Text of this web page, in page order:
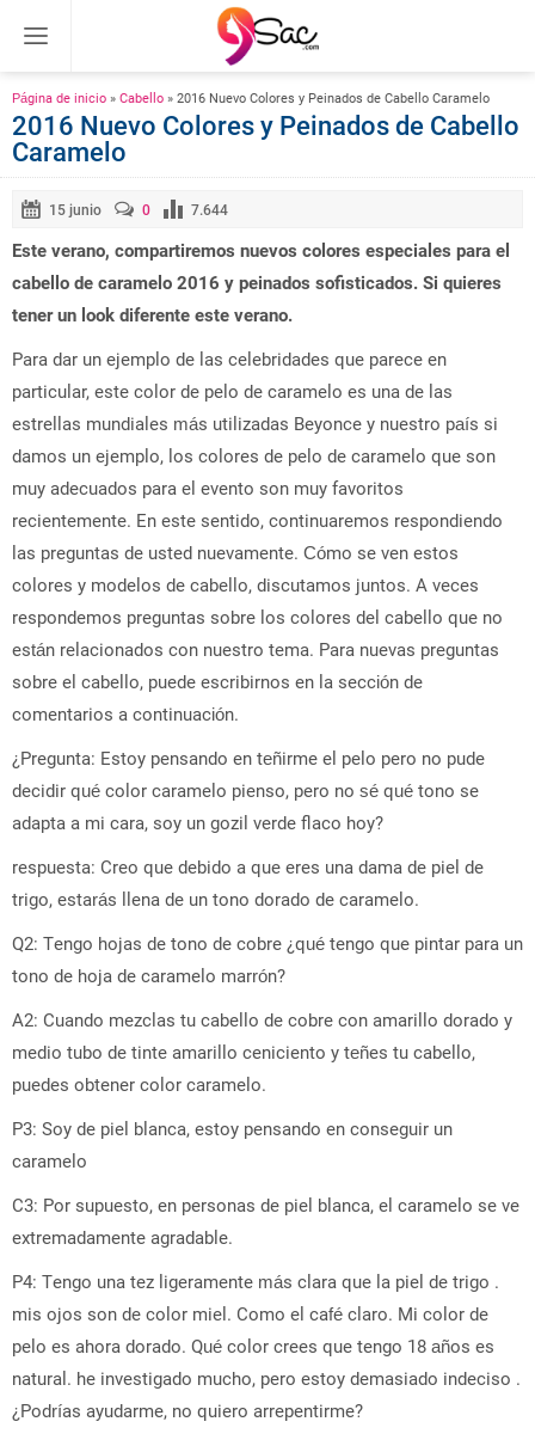
Página de inicio » Cabello » 2016 Nuevo Colores y Peinados de Cabello Caramelo
2016 Nuevo Colores y Peinados de Cabello
Caramelo
15 junio 0 7.644
Este verano, compartiremos nuevos colores especiales para el
cabello de caramelo 2016 y peinados sofisticados. Si quieres
tener un look diferente este verano.
Para dar un ejemplo de las celebridades que parece en
particular, este color de pelo de caramelo es una de las
estrellas mundiales más utilizadas Beyonce y nuestro país si
damos un ejemplo, los colores de pelo de caramelo que son
muy adecuados para el evento son muy favoritos
recientemente. En este sentido, continuaremos respondiendo
las preguntas de usted nuevamente. Cómo se ven estos
colores y modelos de cabello, discutamos juntos. A veces
respondemos preguntas sobre los colores del cabello que no
están relacionados con nuestro tema. Para nuevas preguntas
sobre el cabello, puede escribirnos en la sección de
comentarios a continuación.
¿Pregunta: Estoy pensando en teñirme el pelo pero no pude
decidir qué color caramelo pienso, pero no sé qué tono se
adapta a mi cara, soy un gozil verde flaco hoy?
respuesta: Creo que debido a que eres una dama de piel de
trigo, estarás llena de un tono dorado de caramelo.
Q2: Tengo hojas de tono de cobre ¿qué tengo que pintar para un
tono de hoja de caramelo marrón?
A2: Cuando mezclas tu cabello de cobre con amarillo dorado y
medio tubo de tinte amarillo ceniciento y teñes tu cabello,
puedes obtener color caramelo.
P3: Soy de piel blanca, estoy pensando en conseguir un
caramelo
C3: Por supuesto, en personas de piel blanca, el caramelo se ve
extremadamente agradable.
P4: Tengo una tez ligeramente más clara que la piel de trigo .
mis ojos son de color miel. Como el café claro. Mi color de
pelo es ahora dorado. Qué color crees que tengo 18 años es
natural. he investigado mucho, pero estoy demasiado indeciso .
¿Podrías ayudarme, no quiero arrepentirme?